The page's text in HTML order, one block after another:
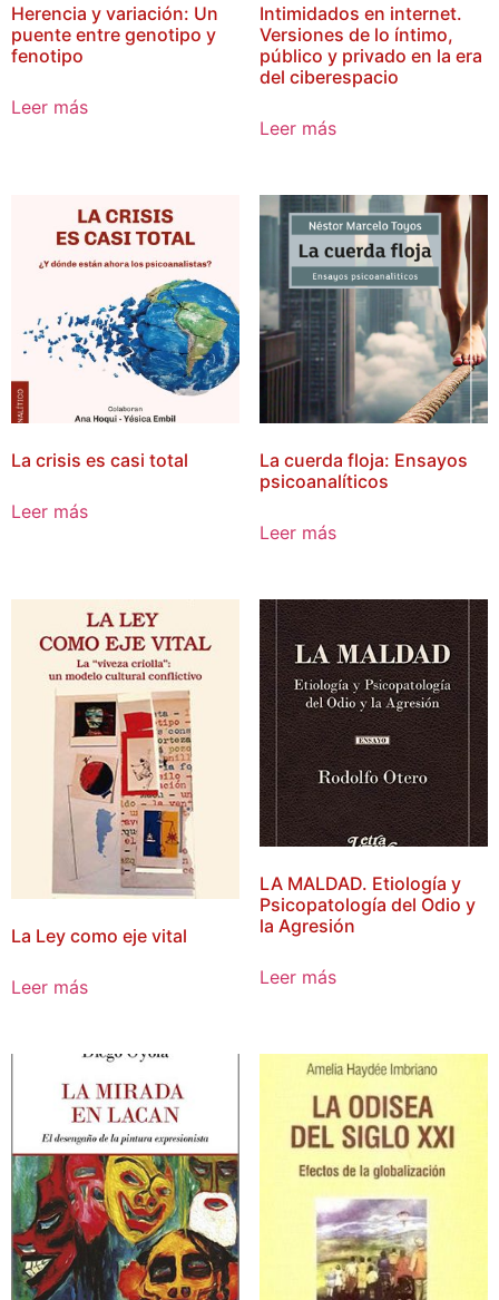
Herencia y variación: Un
puente entre genotipo y
fenotipo
Leer más
Intimidados en internet.
Versiones de lo íntimo,
público y privado en la era
del ciberespacio
Leer más
La crisis es casi total
Leer más
La cuerda floja: Ensayos
psicoanalíticos
Leer más
La Ley como eje vital
Leer más
LA MALDAD. Etiología y
Psicopatología del Odio y
la Agresión
Leer más